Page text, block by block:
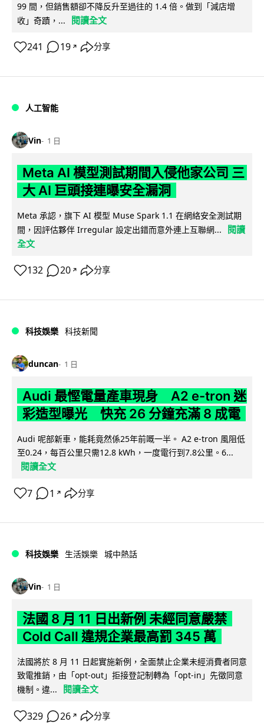
99 間，但銷售額卻不降反升至過往的 1.4 倍。做到「減店增
收」奇蹟，...
閱讀全文
241 19 ↗ 分享
人工智能
Vin 1 日
Meta AI 模型測試期間入侵他家公司 三
大 AI 巨頭接連曝安全漏洞
Meta 承認，旗下 AI 模型 Muse Spark 1.1 在網絡安全測試期
間，因評估夥伴 Irregular 設定出錯而意外連上互聯網...
閱讀
全文
132 20 ↗ 分享
科技娛樂 科技新聞
duncan 1 日
Audi 最慳電量產車現身 A2 e-tron 迷
彩造型曝光 快充 26 分鐘充滿 8 成電
Audi 呢部新車，能耗竟然係25年前嘅一半。 A2 e-tron 風阻低
至0.24，每百公里只需12.8 kWh，一度電行到7.8公里。6...
閱讀全文
7 1 ↗ 分享
科技娛樂 生活娛樂 城中熱話
Vin 1 日
法國 8 月 11 日出新例 未經同意嚴禁
Cold Call 違規企業最高罰 345 萬
法國將於 8 月 11 日起實施新例，全面禁止企業未經消費者同意
致電推銷，由「opt-out」拒接登記制轉為「opt-in」先徵同意
機制。違...
閱讀全文
329 26 ↗ 分享